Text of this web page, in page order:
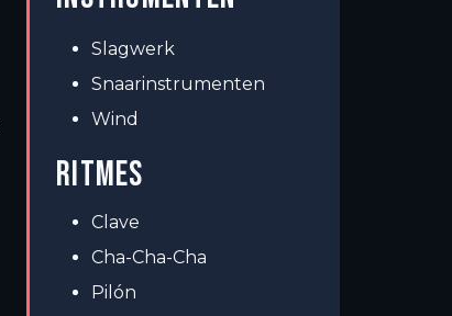
Slagwerk
Snaarinstrumenten
Wind
RITMES
Clave
Cha-Cha-Cha
Pilón